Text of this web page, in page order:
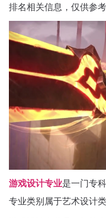
排名相关信息，仅供参考
游戏设计专业是一门专
专业类别属于艺术设计